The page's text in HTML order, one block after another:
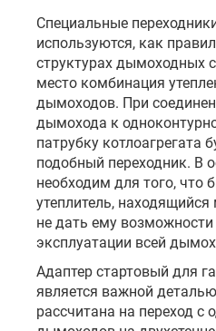
Специальные
используются, как
структурах дымоходных
место комбинация
дымоходов. При
дымохода к
патрубку котлоагрегата
подобный переходник. В
необходим для того, что
утеплитель,
не дать ему возможности
эксплуатации всей
Адаптер стартовый для
является важной
рассчитана на переход с